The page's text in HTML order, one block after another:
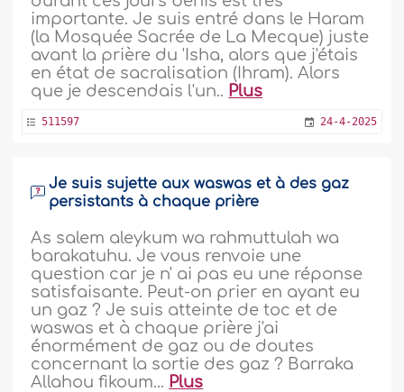
importante. Je suis entré dans le Haram
(la Mosquée Sacrée de La Mecque) juste
avant la prière du 'Isha, alors que j'étais
en état de sacralisation (Ihram). Alors
que je descendais l'un.. Plus
511597 24-4-2025
Je suis sujette aux waswas et à des gaz
persistants à chaque prière
As salem aleykum wa rahmuttulah wa
barakatuhu. Je vous renvoie une
question car je n' ai pas eu une réponse
satisfaisante. Peut-on prier en ayant eu
un gaz ? Je suis atteinte de toc et de
waswas et à chaque prière j'ai
énormément de gaz ou de doutes
concernant la sortie des gaz ? Barraka
Allahou fikoum... Plus